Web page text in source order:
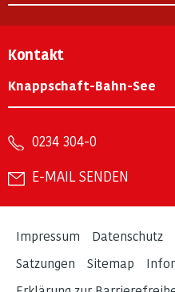
Kontakt
Knappschaft-Bahn-See
0234 304-0
E-MAIL SENDEN
Impressum Datenschutz
Satzungen
Sitemap